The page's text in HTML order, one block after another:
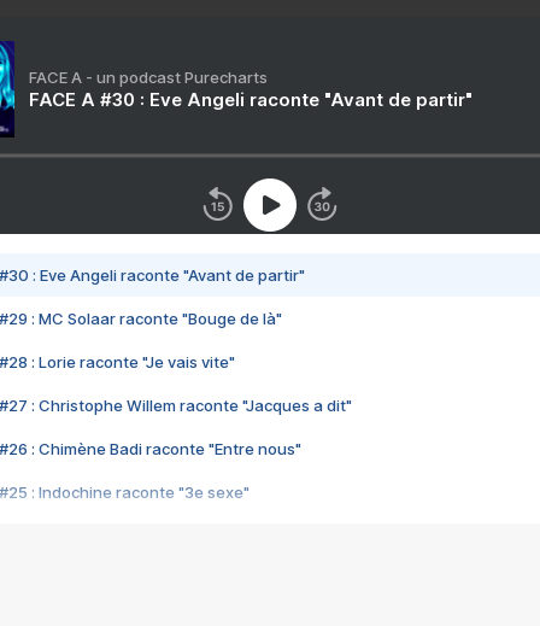
FACE A - un podcast Purecharts
FACE A #30 : Eve Angeli raconte "Avant de partir"
#30 : Eve Angeli raconte "Avant de partir"
#29 : MC Solaar raconte "Bouge de là"
#28 : Lorie raconte "Je vais vite"
#27 : Christophe Willem raconte "Jacques a dit"
#26 : Chimène Badi raconte "Entre nous"
#25 : Indochine raconte "3e sexe"